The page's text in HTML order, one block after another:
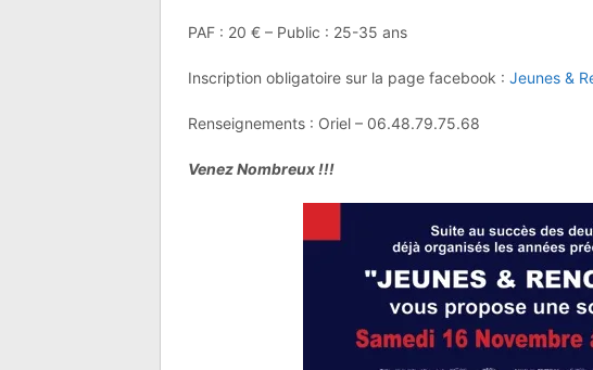
PAF : 20 € – Public : 25-35 ans
Inscription obligatoire sur la page facebook : Jeunes &
Renseignements : Oriel – 06.48.79.75.68
Venez Nombreux !!!